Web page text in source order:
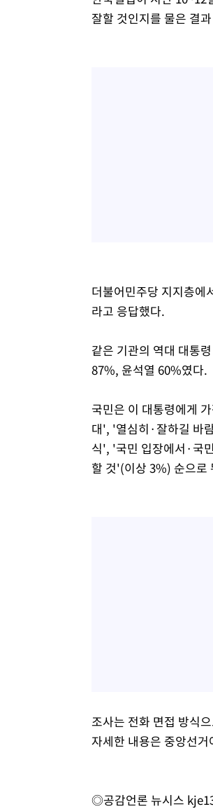
"美간섭에 합의 지연"…트럼
[속보]산업장관 "李정부, 원전
잘할 것인지를 물은 결
더불어민주당 지지층
라고 응답했다.
같은 기관의 역대 대통
87%, 윤석열 60%였다.
국민은 이 대통령에게
대', '열심히·잘하길 바
식', '국민 입장에서·국
할 것'(이상 3%) 순으로
조사는 전화 면접 방식
자세한 내용은 중앙선
◎공감언론 뉴시스